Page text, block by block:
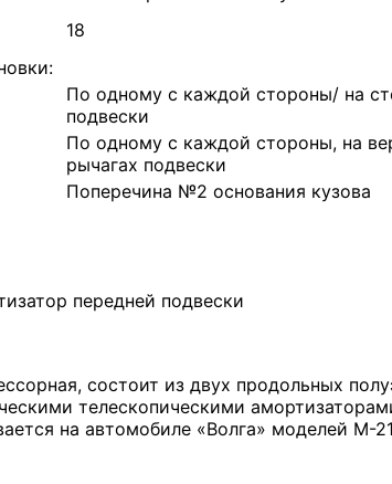
18
По одному с каждой стороны/ на
подвески
По одному с каждой стороны, на
рычагах подвески
Поперечина №2 основания кузова
передней подвески
состоит из двух продольных
телескопическими
на автомобиле «Волга» моделей М-